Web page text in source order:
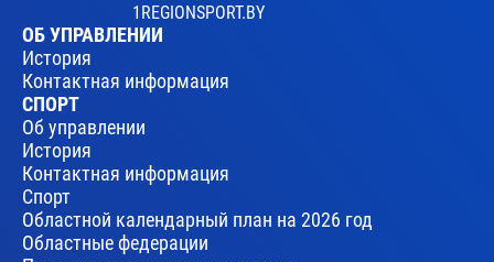
1REGIONSPORT.BY
ОБ УПРАВЛЕНИИ
История
Контактная информация
СПОРТ
Об управлении
История
Контактная информация
Спорт
Областной календарный план на 2026 год
Областные федерации